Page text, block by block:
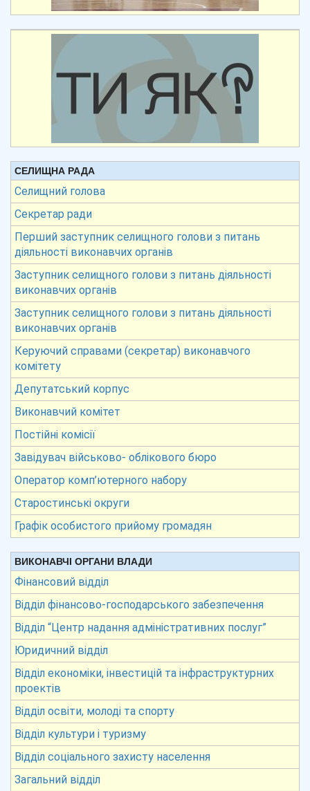
СЕЛИЩНА РАДА
Селищний голова
Секретар ради
Перший заступник селищного голови з питань
діяльності виконавчих органів
Заступник селищного голови з питань діяльності
виконавчих органів
Заступник селищного голови з питань діяльності
виконавчих органів
Керуючий справами (секретар) виконавчого
комітету
Депутатський корпус
Виконавчий комітет
Постійні комісії
Завідувач військово- облікового бюро
Оператор комп’ютерного набору
Старостинські округи
Графік особистого прийому громадян
ВИКОНАВЧІ ОРГАНИ ВЛАДИ
Фінансовий відділ
Відділ фінансово-господарського забезпечення
Відділ “Центр надання адміністративних послуг”
Юридичний відділ
Відділ економіки, інвестицій та інфраструктурних
проектів
Відділ освіти, молоді та спорту
Відділ культури і туризму
Відділ соціального захисту населення
Загальний відділ